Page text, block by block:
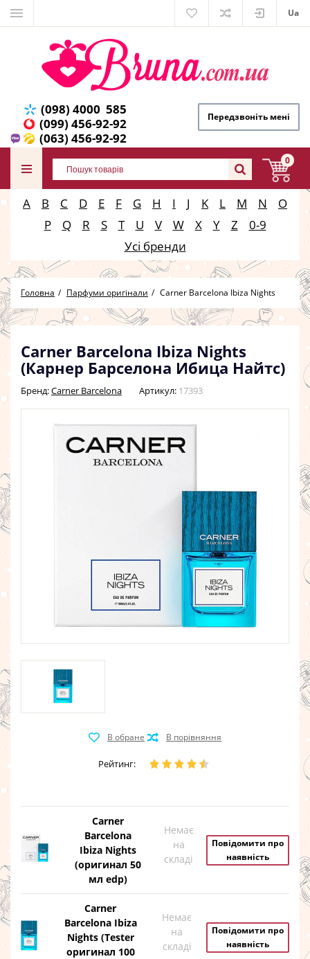
Ua
(098) 4000 585
(099) 456-92-92
(063) 456-92-92
Передзвоніть мені
0
A B C D E F G H I J K L M N
O
P
Q R S T U V W X Y Z
0-9
Усі бренди
Головна Парфуми оригінали Carner Barcelona Ibiza Nights
Carner Barcelona Ibiza Nights
(Карнер Барселона Ибица Найтс)
Бренд:Carner Barcelona Артикул: 17393
Рейтинг:
Carner
Barcelona
Ibiza Nights
(оригинал 50
мл edp)
Немає
на
складі
Повідомити про
наявність
Carner
Barcelona Ibiza
Nights (Tester
оригинал 100
Немає
на
складі
Повідомити про
наявність